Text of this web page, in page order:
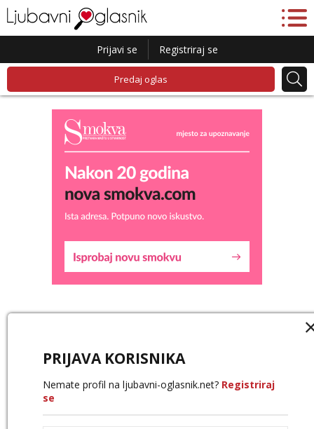
Prijavi se Registriraj se
Predaj oglas
PRIJAVA KORISNIKA
Nemate profil na ljubavni-oglasnik.net? Registriraj
se